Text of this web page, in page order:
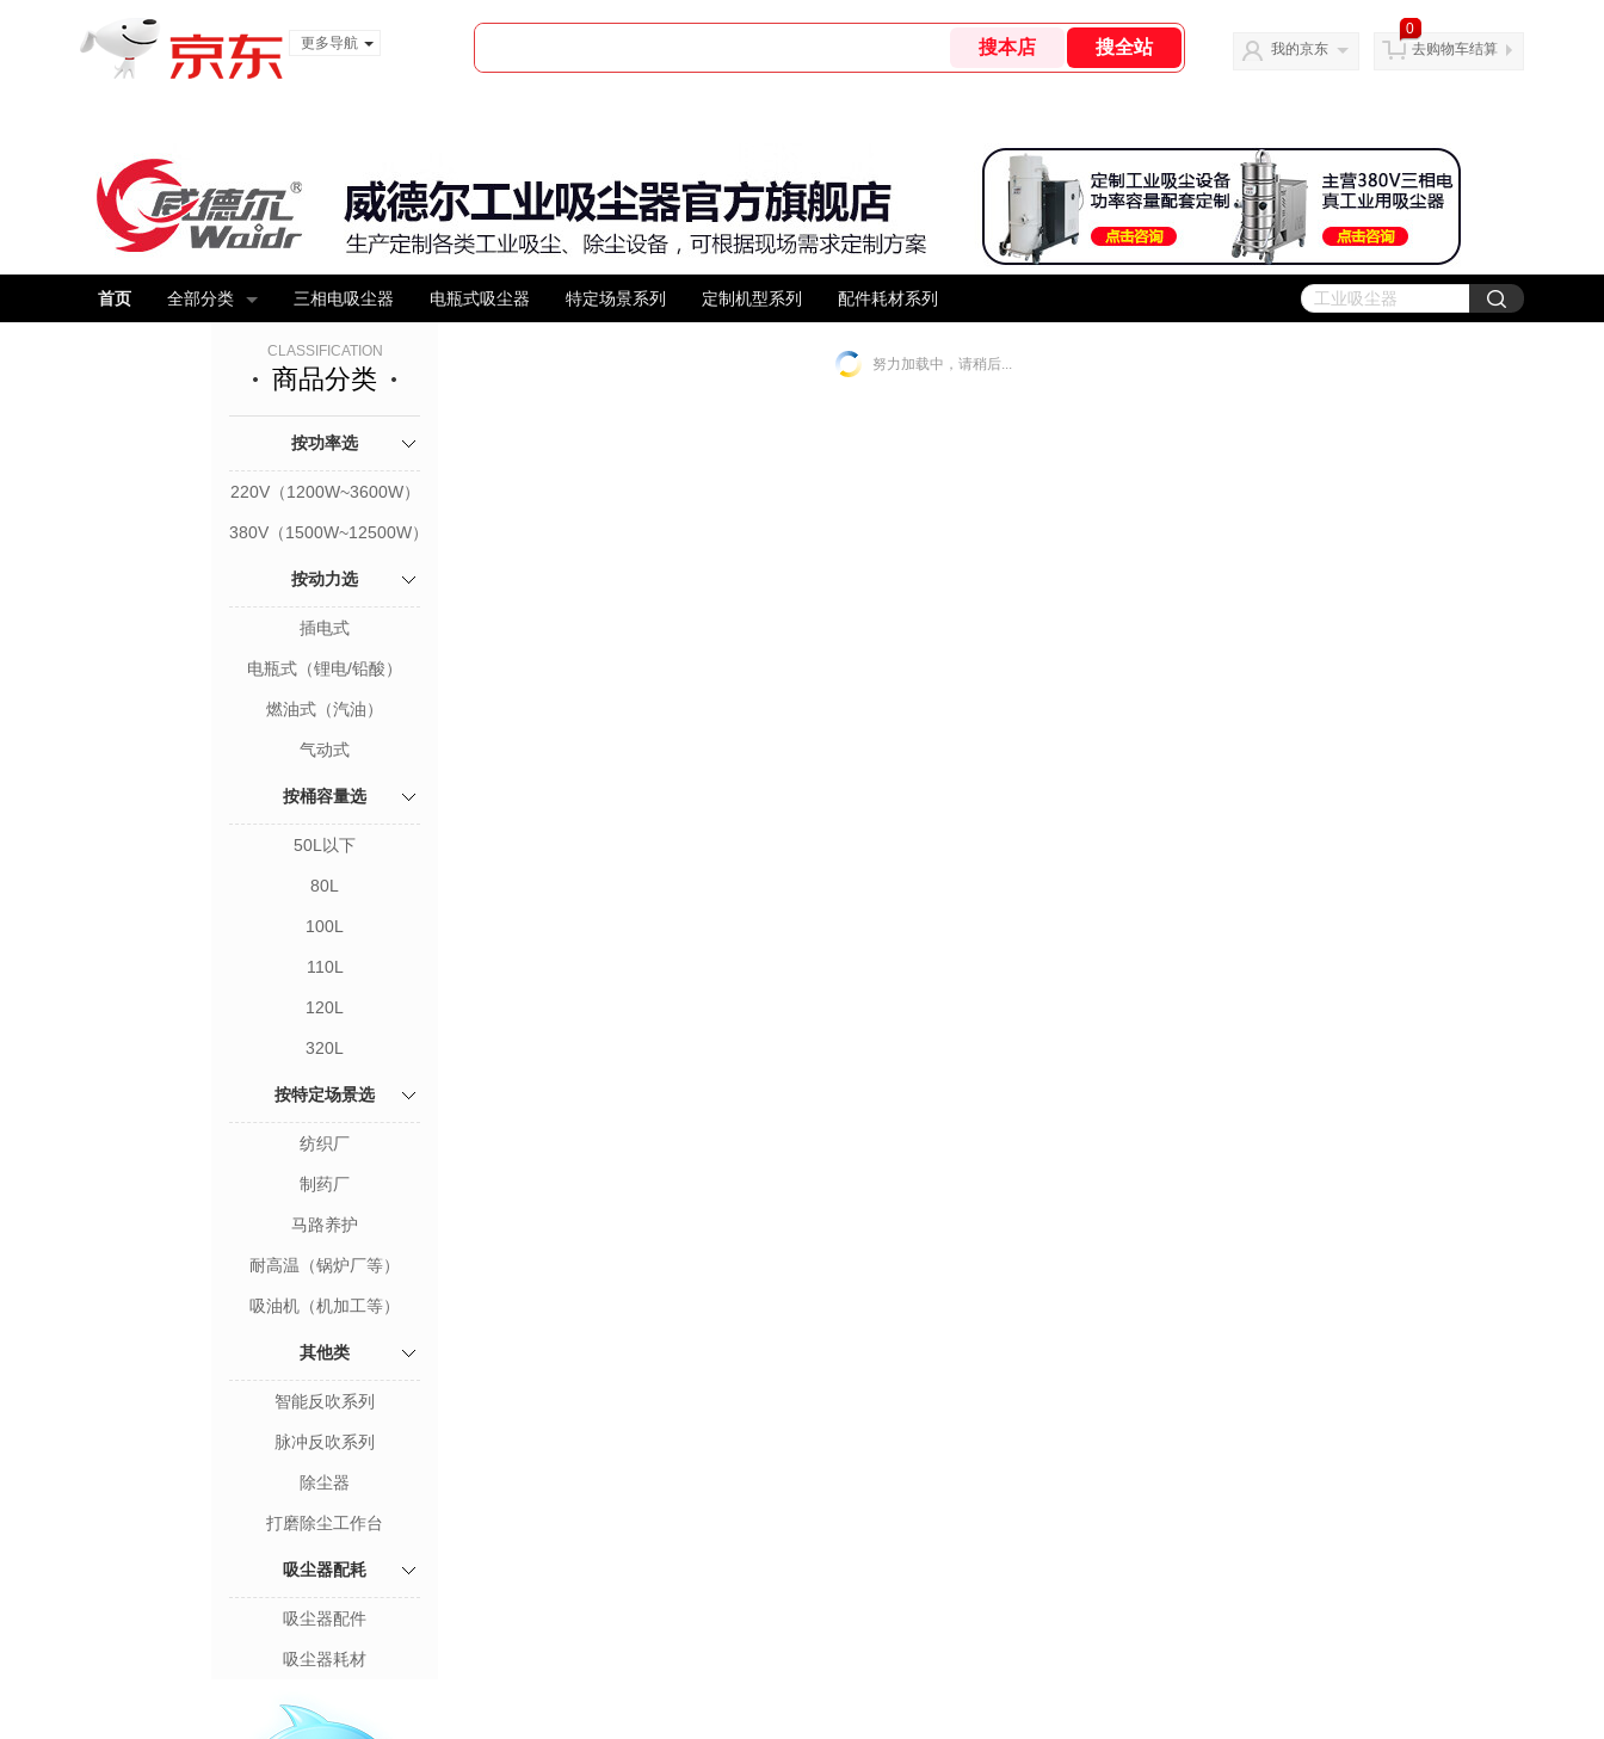
更多导航
我的京东
0
去购物车结算
首页 全部分类 三相电吸尘器 电瓶式吸尘器 特定场景系列 定制机型系列 配件耗材系列
CLASSIFICATION
商品分类
按功率选
220V（1200W~3600W）
380V（1500W~12500W）
按动力选
插电式
电瓶式（锂电/铅酸）
燃油式（汽油）
气动式
按桶容量选
50L以下
80L
100L
110L
120L
320L
按特定场景选
纺织厂
制药厂
马路养护
耐高温（锅炉厂等）
吸油机（机加工等）
其他类
智能反吹系列
脉冲反吹系列
除尘器
打磨除尘工作台
吸尘器配耗
吸尘器配件
吸尘器耗材
努力加载中，请稍后...